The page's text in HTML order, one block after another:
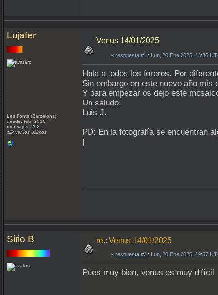
Lujafer
Les Fonts (Barcelona)
desde: feb, 2016
mensajes: 202
clik ver los últimos
Venus 14/01/2025
« respuesta #1 : Lun, 20 Ene 2025, 13:36
Hola a todos los foreros. Por
Sin embargo en este nuevo año
Y para empezar os dejo este
Un saludo.
Luis J.
PD: En la fotografía se encuentran
]
Sirio B re.: Venus 14/01/2025
« respuesta #2 : Lun, 20 Ene 2025, 19:57
Pues muy bien, venus es muy difícil